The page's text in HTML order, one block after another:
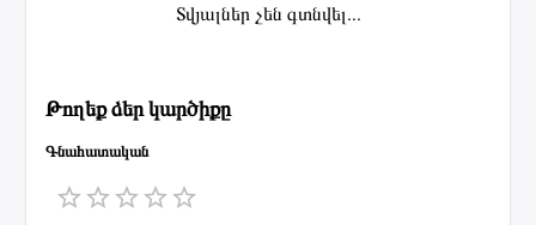
Տվյալներ չեն գտնվել...
Թողեք ձեր կարծիքը
Գնահատական